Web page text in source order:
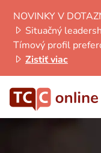
NOVINKY V
Situačný
Tímový profil
Zistiť viac